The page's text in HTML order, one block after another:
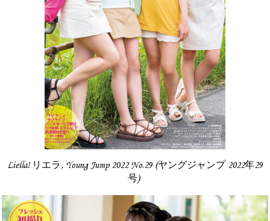
Liella! リエラ, Young Jump 2022 No.29 (ヤングジャンプ 2022年29
号)